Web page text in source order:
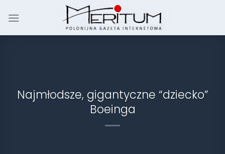
Najmłodsze, gigantyczne “dziecko”
Boeinga